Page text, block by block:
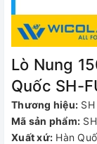
Lò Nung
Quốc SH-
Thương hiệu:
Mã sản phẩm:
Xuất xứ: Hàn